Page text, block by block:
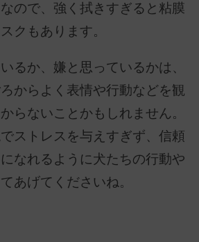
ので、強く拭きすぎると粘膜
クもあります。
るか、嫌と思っているかは、
からよく表情や行動などを観
らないことかもしれません。
ストレスを与えすぎず、信頼
なれるように犬たちの行動や
あげてくださいね。